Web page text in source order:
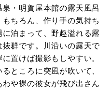
・明賀屋本館の露天風呂
ちろん、作り手の気持ち
泊まって、野趣溢れる露
群です。川沿いの露天で
置けば撮影もしやすい。
ところに突風が吹いて、
や裸の彼女が飛び出さん